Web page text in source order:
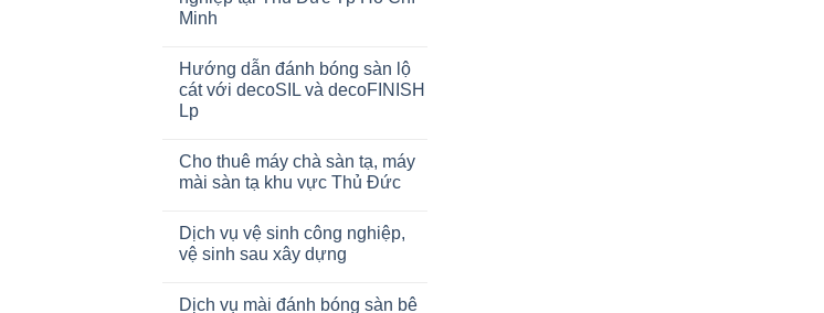
Minh
Hướng dẫn đánh bóng sàn lộ
cát với decoSIL và decoFINISH
Lp
Cho thuê máy chà sàn tạ, máy
mài sàn tạ khu vực Thủ Đức
Dịch vụ vệ sinh công nghiệp,
vệ sinh sau xây dựng
Dịch vụ mài đánh bóng sàn bê